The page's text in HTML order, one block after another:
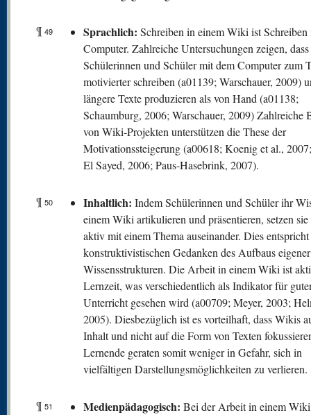
¶ 49 Sprachlich: Schreiben in einem Wiki ist Schreiben
Computer. Zahlreiche Untersuchungen zeigen, dass
Schülerinnen und Schüler mit dem Computer zum
motivierter schreiben (a01139; Warschauer, 2009)
längere Texte produzieren als von Hand (a01138;
Schaumburg, 2006; Warschauer, 2009) Zahlreiche
von Wiki-Projekten unterstützen die These der
Motivationssteigerung (a00618; Koenig et al.,
El Sayed, 2006; Paus-Hasebrink, 2007).
¶ 50 Inhaltlich: Indem Schülerinnen und Schüler ihr
einem Wiki artikulieren und präsentieren, setzen sie
aktiv mit einem Thema auseinander. Dies
konstruktivistischen Gedanken des Aufbaus eigener
Wissensstrukturen. Die Arbeit in einem Wiki ist
Lernzeit, was verschiedentlich als Indikator für
Unterricht gesehen wird (a00709; Meyer, 2003;
2005). Diesbezüglich ist es vorteilhaft, dass Wikis
Inhalt und nicht auf die Form von Texten
Lernende geraten somit weniger in Gefahr, sich in
vielfältigen Darstellungsmöglichkeiten zu verlieren.
¶ 51 Medienpädagogisch: Bei der Arbeit in einem